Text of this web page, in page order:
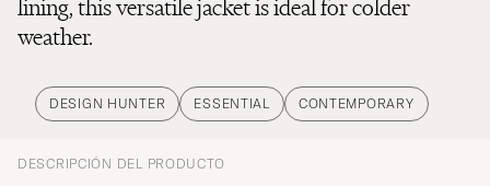
lining, this versatile jacket is ideal for colder
weather.
DESIGN HUNTER ESSENTIAL CONTEMPORARY
DESCRIPCIÓN DEL PRODUCTO